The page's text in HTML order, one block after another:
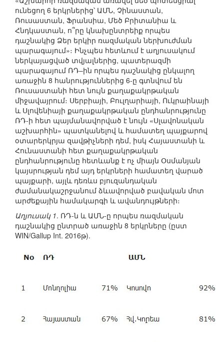
ունեցող 6 երկրներից՝ ԱՄՆ, Չինաստան,
Ռուսաստան, Ֆրանսիա, Մեծ Բրիտանիա և
Հնդկաստան, ո՞րը կնախընտրեիք որպես
դաշնակից Ձեր երկիր ռազմական ներխուժման
պարագայում»։ Ինչպես հետևում է աղյուսակում
ներկայացված տվյալներից, պատերազմի
պարագայում ՌԴ–ին որպես դաշնակից ընկալող
առաջին 8 հանրություններից 6-ը գտնվում են
Ռուսաստանի հետ նույն քաղաքակրթական
միջավայրում։ Սերբիայի, Բուլղարիայի, Ուկրաինայի
և Սլովենիայի քաղաքակրթական ընդհանրությունը
ՌԴ-ի հետ պայմանավորված է նույն «Սլավոնական
աշխարհին» պատկանելով և համատեղ պայքարով
օտարերկրյա զավթիչների դեմ, իսկ Հայաստանի և
Հունաստանի հետ քաղաքակրթական
ընդհանրությունը հետևանք է ոչ միայն Օսմանյան
կայսրության դեմ այդ երկրների համատեղ վարած
պայքարի, այլև դեռևս բյուզանդական
ժամանակաշրջանում ձևավորված բավական մոտ
արժեքային համակարգի և ավանդույթների։
Աղյուսակ 1. ՌԴ-ն և ԱՄՆ-ը որպես ռազմական
դաշնակից ընտրած առաջին 8 երկրները (ըստ
WIN/Gallup Int. 2016թ).